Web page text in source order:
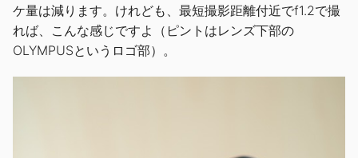
ケ量は減ります。けれども、最短撮影距離付近でf1.2で撮
れば、こんな感じですよ（ピントはレンズ下部の
OLYMPUSというロゴ部）。